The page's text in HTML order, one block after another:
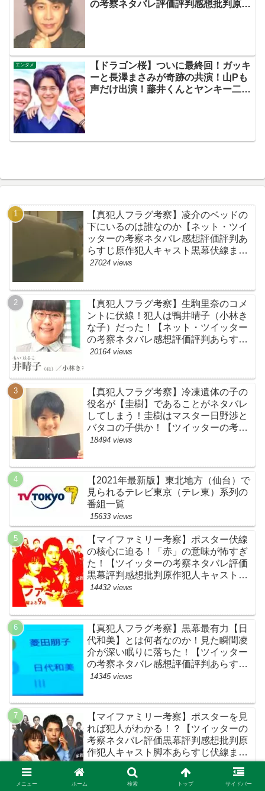
の考察ネタバレ評価評判感想批判原作
エンタメ
【ドラゴン桜】ついに最終回！ガッキ
ーと長澤まさみが奇跡の共演！山Pも
声だけ出演！藤井くんとヤンキー二人
【真犯人フラグ考察】凌介のベッドの
下にいるのは誰なのか【ネット・ツイ
ッターの考察ネタバレ感想評価評判あ
らすじ原作犯人キャスト黒幕伏線まと
め】
27024 views
【真犯人フラグ考察】生駒里奈のコメ
ントに伏線！犯人は鴨井晴子（小林き
な子）だった！【ネット・ツイッター
の考察ネタバレ感想評価評判あらすじ
原作犯人キャスト黒幕伏線まとめ・鴨
20164 views
【真犯人フラグ考察】冷凍遺体の子の
役名が【圭樹】であることがネタバレ
してしまう！圭樹はマスター日野渉と
バタコの子供か！【ツイッターの考察
ネタバレ感想評価評判あらすじ原作犯
18494 views
【2021年最新版】東北地方（仙台）で
見られるテレビ東京（テレ東）系列の
番組一覧
15633 views
【マイファミリー考察】ポスター伏線
の核心に迫る！「赤」の意味が怖すぎ
た！【ツイッターの考察ネタバレ評価
黒幕評判感想批判原作犯人キャスト脚
本あらすじ伏線まとめ】
14432 views
【真犯人フラグ考察】黒幕最有力【日
代和美】とは何者なのか！見た瞬間凌
介が深い眠りに落ちた！【ツイッター
の考察ネタバレ感想評価評判あらすじ
原作犯人キャスト黒幕伏線まとめ】
14345 views
【マイファミリー考察】ポスターを見
れば犯人がわかる！？【ツイッターの
考察ネタバレ評価黒幕評判感想批判原
作犯人キャスト脚本あらすじ伏線まと
め】
メニュー ホーム 検索 トップ サイドバー